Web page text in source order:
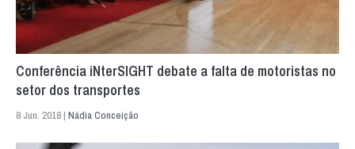
Conferência iNterSIGHT debate a falta de motoristas no
setor dos transportes
8 Jun. 2018 | Nádia Conceição